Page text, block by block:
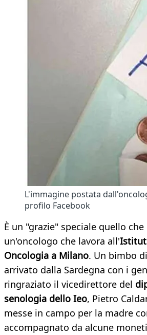
L'immagine postata
profilo Facebook
È un "grazie" speciale quello
un'oncologo che lavora all'
Oncologia a Milano. Un bimbo
arrivato dalla Sardegna con i
ringraziato il vicedirettore del
senologia dello Ieo, Pietro
messe in campo per la madre
accompagnato da alcune